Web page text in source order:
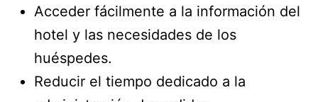
Acceder fácilmente a la información del
hotel y las necesidades de los
huéspedes.
Reducir el tiempo dedicado a la